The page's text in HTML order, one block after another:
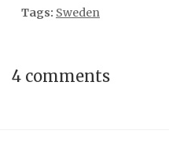
Tags: Sweden
4 comments